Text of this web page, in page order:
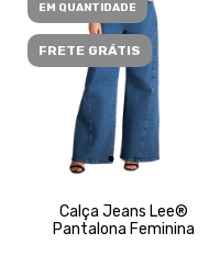
EM QUANTIDADE
FRETE GRÁTIS
Calça Jeans Lee®
Pantalona Feminina